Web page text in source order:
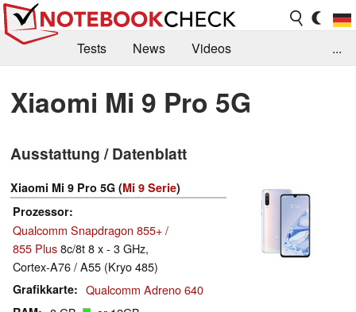
Tests News
Videos
Kaufberatung
Deals Suche
Jobs
Forum
...
Xiaomi Mi 9 Pro 5G
Ausstattung / Datenblatt
Xiaomi Mi 9 Pro 5G (Mi 9 Serie)
Prozessor
Qualcomm Snapdragon 855+ /
855 Plus8c/8t 8 x - 3 GHz,
Cortex-A76 / A55 (Kryo 485)
Grafikkarte Qualcomm Adreno 640